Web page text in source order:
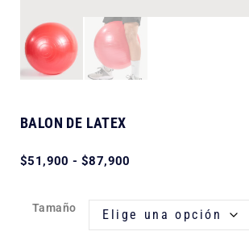
BALON DE LATEX
$51,900 - $87,900
Tamaño